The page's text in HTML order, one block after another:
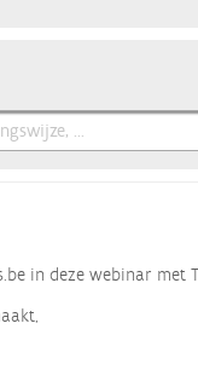
in deze webinar met